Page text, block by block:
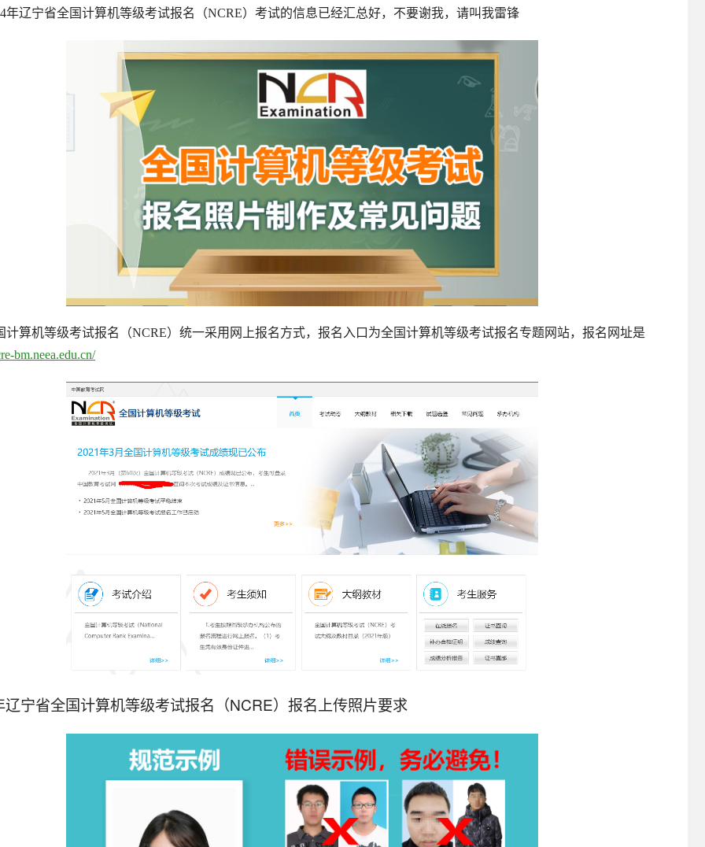
专属小程序 |个人版|机构版 制卡印刷&照片采集一体化平台
年辽宁省全国计算机等级考试报名（NCRE）考试的信息已经汇总好，不要谢我，请叫我雷锋
计算机等级考试报名（NCRE）统一采用网上报名方式，报名入口为全国计算机等级考试报名专题网站，报名网址是
bm.neea.edu.cn/
宁省全国计算机等级考试报名（NCRE）报名上传照片要求